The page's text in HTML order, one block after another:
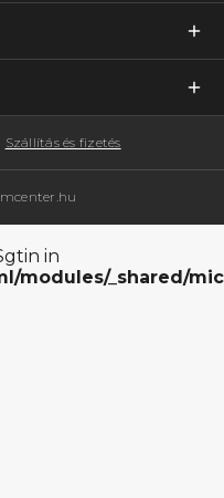
Szállítás és fizetés
in
modules/_shared/